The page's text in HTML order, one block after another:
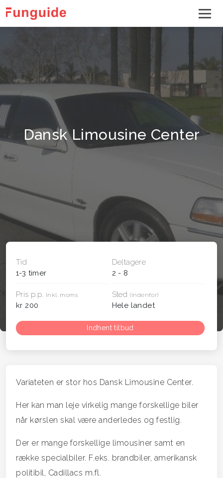
Dansk Limousine Center
Tid
1-3 timer
Deltagere
2 - 8
Pris p.p. Inkl. moms
kr 200
Sted (Indenfor)
Hele landet
Indhent tilbud
Variateten er stor hos Dansk Limousine Center.
Her kan man leje virkelig mange forskellige biler
når kørslen skal være anderledes og festlig.
Der er mange forskellige limousiner samt en
række specialbiler. F.eks. brandbiler, amerikansk
politibil, Cadillacs m.fl.